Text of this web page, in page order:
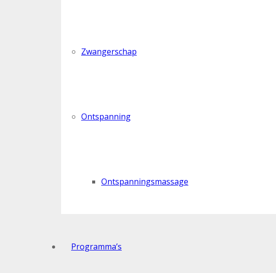
Zwangerschap
Ontspanning
Ontspanningsmassage
Programma’s